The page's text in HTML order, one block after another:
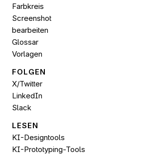
Farbkreis
Screenshot
bearbeiten
Glossar
Vorlagen
FOLGEN
X/Twitter
LinkedIn
Slack
LESEN
KI-Designtools
KI-Prototyping-Tools